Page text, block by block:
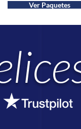
Ver Paquetes